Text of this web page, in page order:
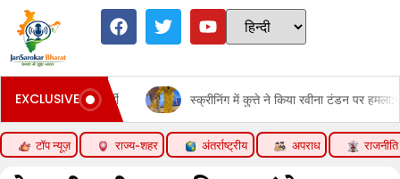
EXCLUSIVE
में भर्ती स्क्रीनिंग में कुत्ते ने किया रवीना टंडन पर हमला:बाल-बाल बचीं,
टॉप न्यूज़ राज्य-शहर अंतर्राष्ट्रीय अपराध राजनीति